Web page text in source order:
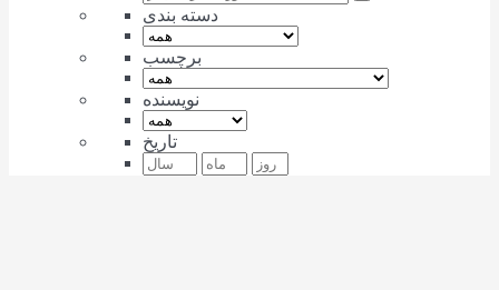
دسته بندی
برچسب
نویسنده
تاریخ